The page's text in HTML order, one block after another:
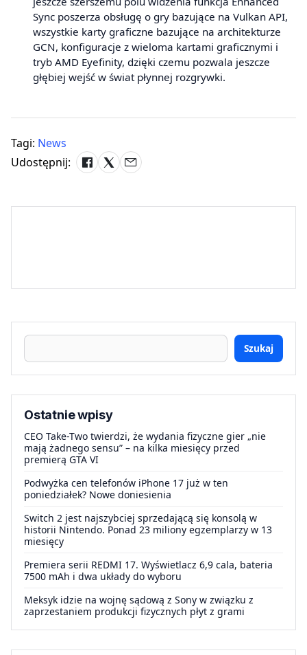
Sync poszerza obsługę o gry bazujące na Vulkan API,
wszystkie karty graficzne bazujące na architekturze
GCN, konfiguracje z wieloma kartami graficznymi i
tryb AMD Eyefinity, dzięki czemu pozwala jeszcze
głębiej wejść w świat płynnej rozgrywki.
Tagi: News
Udostępnij:
Szukaj
Ostatnie wpisy
CEO Take-Two twierdzi, że wydania fizyczne gier „nie
mają żadnego sensu” – na kilka miesięcy przed
premierą GTA VI
Podwyżka cen telefonów iPhone 17 już w ten
poniedziałek? Nowe doniesienia
Switch 2 jest najszybciej sprzedającą się konsolą w
historii Nintendo. Ponad 23 miliony egzemplarzy w 13
miesięcy
Premiera serii REDMI 17. Wyświetlacz 6,9 cala, bateria
7500 mAh i dwa układy do wyboru
Meksyk idzie na wojnę sądową z Sony w związku z
zaprzestaniem produkcji fizycznych płyt z grami